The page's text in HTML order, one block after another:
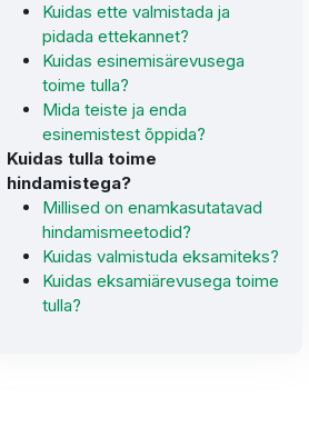
Kuidas ette valmistada ja
pidada ettekannet?
Kuidas esinemisärevusega
toime tulla?
Mida teiste ja enda
esinemistest õppida?
Kuidas tulla toime
hindamistega?
Millised on enamkasutatavad
hindamismeetodid?
Kuidas valmistuda eksamiteks?
Kuidas eksamiärevusega toime
tulla?